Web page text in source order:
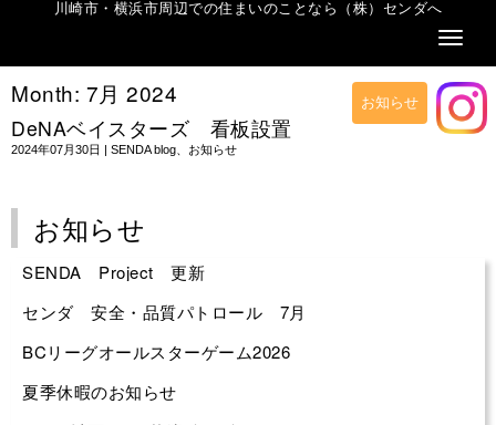
川崎市・横浜市周辺での住まいのことなら（株）センダへ
お知らせ
Month: 7月 2024
DeNAベイスターズ 看板設置
2024年07月30日 | SENDA blog お知らせ
お知らせ
SENDA Project 更新
センダ 安全・品質パトロール 7月
BCリーグオールスターゲーム2026
夏季休暇のお知らせ